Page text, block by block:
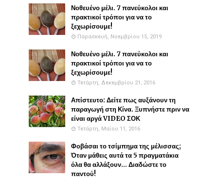
Νοθευένο μέλι. 7 πανεύκολοι και
πρακτικοί τρόποι για να το
ξεχωρίσουμε!
Παρασκευή, Νοεμβρίου 15, 2019
Νοθευένο μέλι. 7 πανεύκολοι και
πρακτικοί τρόποι για να το
ξεχωρίσουμε!
Τετάρτη, Δεκεμβρίου 21, 2016
Απίστευτο: Δείτε πως αυξάνουν τη
παραγωγή στη Κίνα. Ξυπνήστε πριν να
είναι αργά VIDEO ΣΟΚ
Τετάρτη, Μαΐου 11, 2016
Φοβάσαι το τσίμπημα της μέλισσας;
Όταν μάθεις αυτά τα 5 πραγματάκια
όλα θα αλλάξουν... Διαδώστε το
παντού!